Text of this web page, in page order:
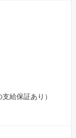
給保証あり）